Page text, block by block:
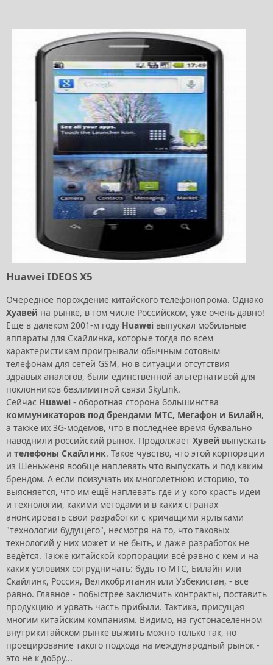
Huawei IDEOS X5
Очередное порождение китайского телефонопрома. Однако
Хуавей на рынке, в том числе Российском, уже очень давно!
Ещё в далёком 2001-м году Huawei выпускал мобильные
аппараты для Скайлинка, которые тогда по всем
характеристикам проигрывали обычным сотовым
телефонам для сетей GSM, но в ситуации отсутствия
здравых аналогов, были единственной альтернативой для
поклонников безлимитной связи SkyLink.
Сейчас Huawei - оборотная сторона большинства
коммуникаторов под брендами МТС, Мегафон и Билайн,
а также их 3G-модемов, что в последнее время буквально
наводнили российский рынок. Продолжает Хувей выпускать
и телефоны Скайлинк. Такое чувство, что этой корпорации
из Шеньженя вообще наплевать что выпускать и под каким
брендом. А если поизучать их многолетнюю историю, то
выясняется, что им ещё наплевать где и у кого красть идеи
и технологии, какими методами и в каких странах
анонсировать свои разработки с кричащими ярлыками
"технологии будущего", несмотря на то, что таковых
технологий у них может и не быть, и даже разработок не
ведётся. Также китайской корпорации всё равно с кем и на
каких условиях сотрудничать: будь то МТС, Билайн или
Скайлинк, Россия, Великобритания или Узбекистан, - всё
равно. Главное - побыстрее заключить контракты, поставить
продукцию и урвать часть прибыли. Тактика, присущая
многим китайским компаниям. Видимо, на густонаселенном
внутрикитайском рынке выжить можно только так, но
проецирование такого подхода на международный рынок -
это не к добру...